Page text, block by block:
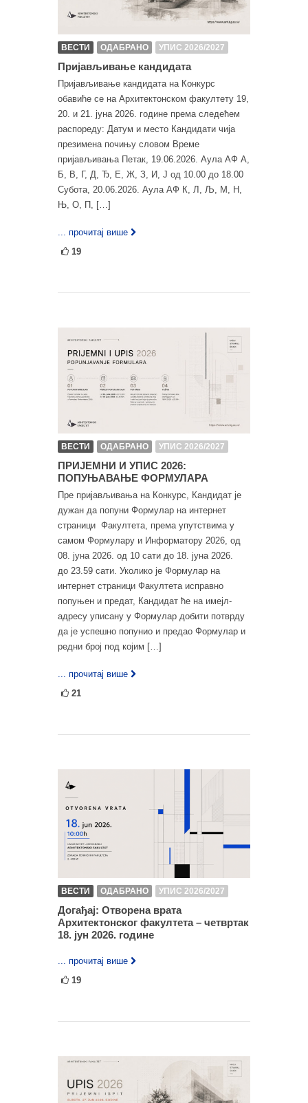
ВЕСТИ ОДАБРАНО УПИС 2026/2027
Пријављивање кандидата
Пријављивање кандидата на Конкурс
обавиће се на Архитектонском факултету 19,
20. и 21. јуна 2026. године према следећем
распореду: Датум и место Кандидати чија
презимена почињу словом Време
пријављивања Петак, 19.06.2026. Аула АФ А,
Б, В, Г, Д, Ђ, Е, Ж, З, И, Ј од 10.00 до 18.00
Субота, 20.06.2026. Аула АФ К, Л, Љ, М, Н,
Њ, О, П, […]
... прочитај више
19
ВЕСТИ ОДАБРАНО УПИС 2026/2027
ПРИЈЕМНИ И УПИС 2026:
ПОПУЊАВАЊЕ ФОРМУЛАРА
Пре пријављивања на Конкурс, Кандидат је
дужан да попуни Формулар на интернет
страници Факултета, према упутствима у
самом Формулару и Информатору 2026, oд
08. јуна 2026. од 10 сати до 18. јуна 2026.
до 23.59 сати. Уколико је Формулар на
интернет страници Факултета исправно
попуњен и предат, Кандидат ће на имејл-
адресу уписану у Формулар добити потврду
да је успешно попунио и предао Формулар и
редни број под којим […]
... прочитај више
21
ВЕСТИ ОДАБРАНО УПИС 2026/2027
Догађај: Oтворена врата
Архитектонског факултета – четвртак
18. јун 2026. године
... прочитај више
19